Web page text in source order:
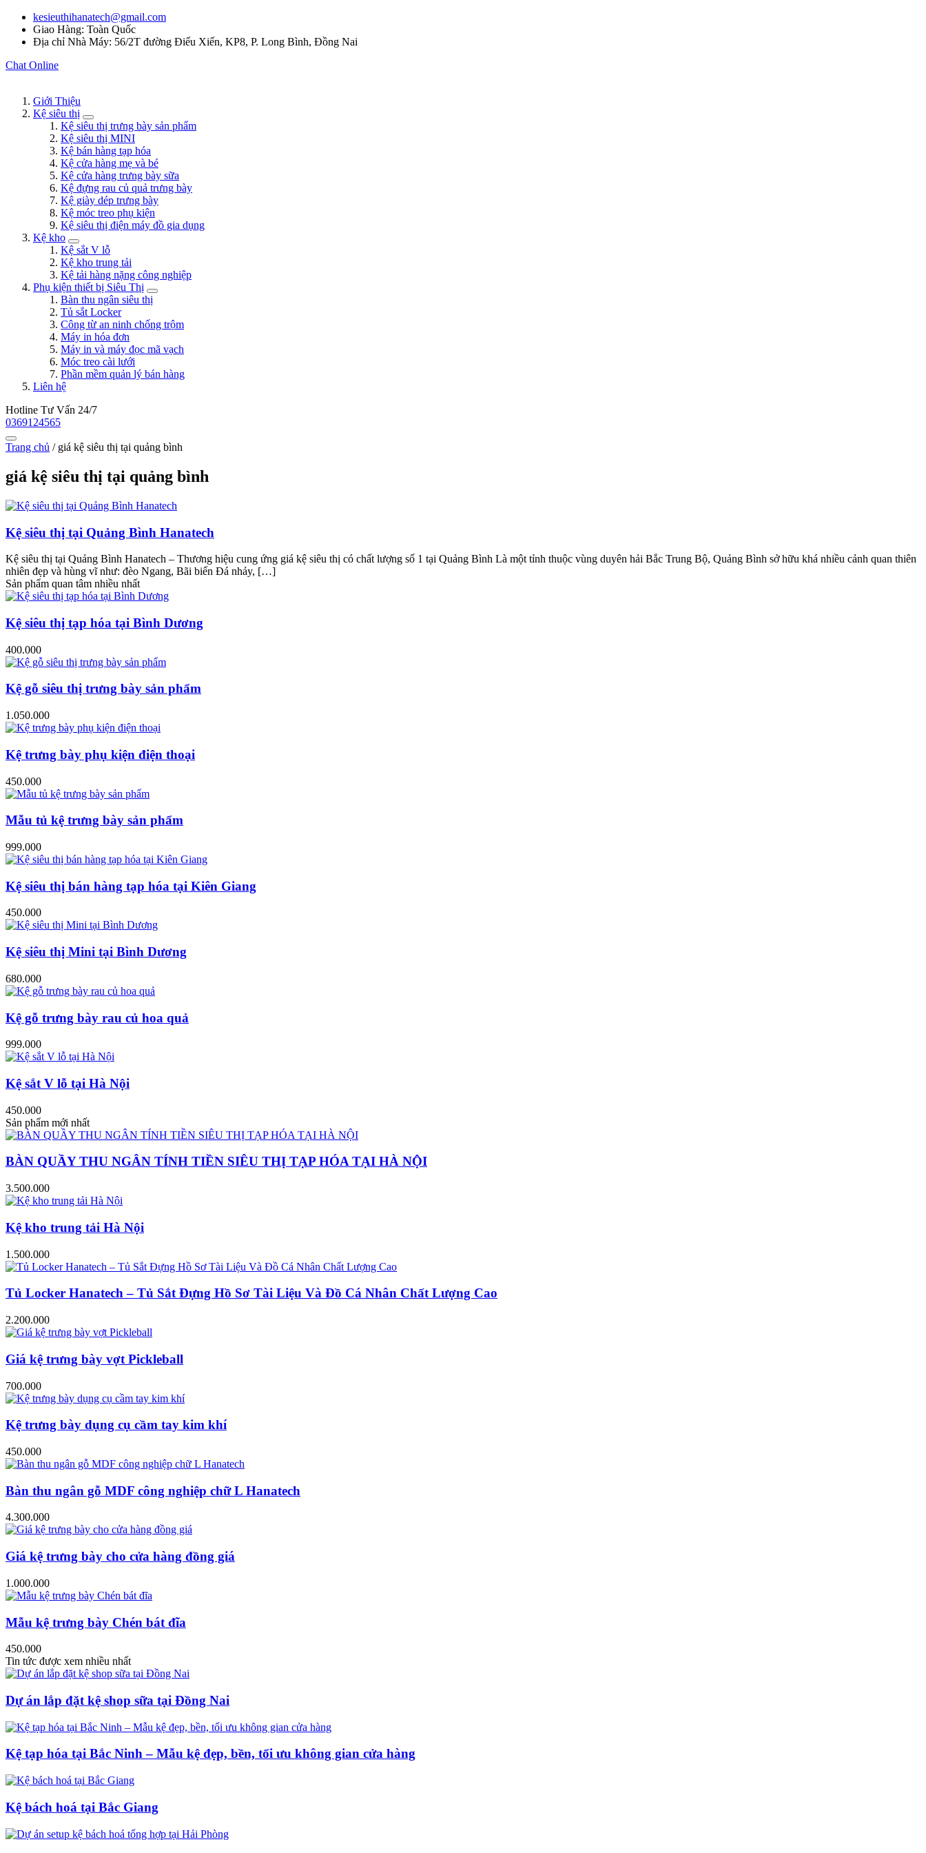
kesieuthihanatech@gmail.com
Giao Hàng: Toàn Quốc
Địa chỉ Nhà Máy: 56/2T đường Điểu Xiển, KP8, P. Long Bình, Đồng Nai
Chat Online
Giới Thiệu
Kệ siêu thị
Kệ siêu thị trưng bày sản phẩm
Kệ siêu thị MINI
Kệ bán hàng tạp hóa
Kệ cửa hàng mẹ và bé
Kệ cửa hàng trưng bày sữa
Kệ đựng rau củ quả trưng bày
Kệ giày dép trưng bày
Kệ móc treo phụ kiện
Kệ siêu thị điện máy đồ gia dụng
Kệ kho
Kệ sắt V lỗ
Kệ kho trung tải
Kệ tải hàng nặng công nghiệp
Phụ kiện thiết bị Siêu Thị
Bàn thu ngân siêu thị
Tủ sắt Locker
Công từ an ninh chống trộm
Máy in hóa đơn
Máy in và máy đọc mã vạch
Móc treo cài lưới
Phần mềm quản lý bán hàng
Liên hệ
Hotline Tư Vấn 24/7
0369124565
Trang chủ / giá kệ siêu thị tại quảng bình
giá kệ siêu thị tại quảng bình
Kệ siêu thị tại Quảng Bình Hanatech
Kệ siêu thị tại Quảng Bình Hanatech – Thương hiệu cung ứng giá kệ siêu thị có chất lượng số 1 tại Quảng Bình Là một tỉnh thuộc vùng duyên hải Bắc Trung Bộ, Quảng Bình sở hữu khá nhiều cảnh quan thiên
nhiên đẹp và hùng vĩ như: đèo Ngang, Bãi biển Đá nhảy, […]
Sản phẩm quan tâm nhiều nhất
Kệ siêu thị tạp hóa tại Bình Dương
400.000
Kệ gỗ siêu thị trưng bày sản phẩm
1.050.000
Kệ trưng bày phụ kiện điện thoại
450.000
Mẫu tủ kệ trưng bày sản phẩm
999.000
Kệ siêu thị bán hàng tạp hóa tại Kiên Giang
450.000
Kệ siêu thị Mini tại Bình Dương
680.000
Kệ gỗ trưng bày rau củ hoa quả
999.000
Kệ sắt V lỗ tại Hà Nội
450.000
Sản phẩm mới nhất
BÀN QUẦY THU NGÂN TÍNH TIỀN SIÊU THỊ TẠP HÓA TẠI HÀ NỘI
3.500.000
Kệ kho trung tải Hà Nội
1.500.000
Tủ Locker Hanatech – Tủ Sắt Đựng Hồ Sơ Tài Liệu Và Đồ Cá Nhân Chất Lượng Cao
2.200.000
Giá kệ trưng bày vợt Pickleball
700.000
Kệ trưng bày dụng cụ cầm tay kim khí
450.000
Bàn thu ngân gỗ MDF công nghiệp chữ L Hanatech
4.300.000
Giá kệ trưng bày cho cửa hàng đồng giá
1.000.000
Mẫu kệ trưng bày Chén bát đĩa
450.000
Tin tức được xem nhiều nhất
Dự án lắp đặt kệ shop sữa tại Đồng Nai
Kệ tạp hóa tại Bắc Ninh – Mẫu kệ đẹp, bền, tối ưu không gian cửa hàng
Kệ bách hoá tại Bắc Giang